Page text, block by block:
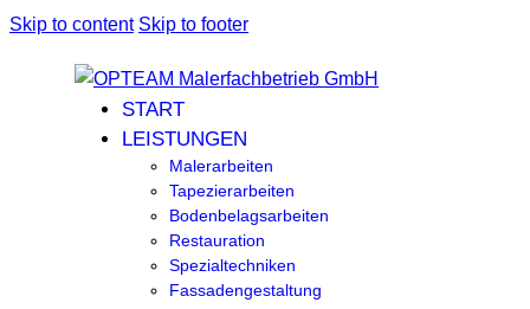
Skip to content Skip to footer
START
LEISTUNGEN
Malerarbeiten
Tapezierarbeiten
Bodenbelagsarbeiten
Restauration
Spezialtechniken
Fassadengestaltung